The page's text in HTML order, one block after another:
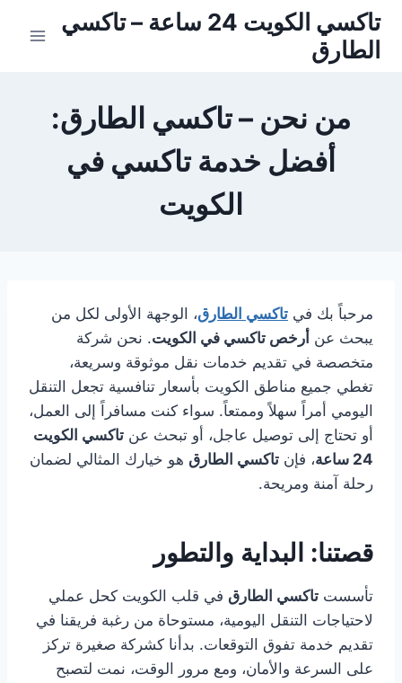
التجاوز
المحتوى
تاكسي الكويت 24 ساعة – تاكسي
الطارق
من نحن – تاكسي الطارق:
أفضل خدمة تاكسي في
الكويت
مرحباً بك في تاكسي الطارق، الوجهة الأولى لكل من
يبحث عن أرخص تاكسي في الكويت. نحن شركة
متخصصة في تقديم خدمات نقل موثوقة وسريعة،
تغطي جميع مناطق الكويت بأسعار تنافسية تجعل التنقل
اليومي أمراً سهلاً وممتعاً. سواء كنت مسافراً إلى العمل،
أو تحتاج إلى توصيل عاجل، أو تبحث عن تاكسي الكويت
24 ساعة
، فإن تاكسي الطارق هو خيارك المثالي لضمان
رحلة آمنة ومريحة.
قصتنا: البداية والتطور
تأسست تاكسي الطارق في قلب الكويت كحل عملي
لاحتياجات التنقل اليومية، مستوحاة من رغبة فريقنا في
تقديم خدمة تفوق التوقعات. بدأنا كشركة صغيرة تركز
على السرعة والأمان، ومع مرور الوقت، نمت لتصبح